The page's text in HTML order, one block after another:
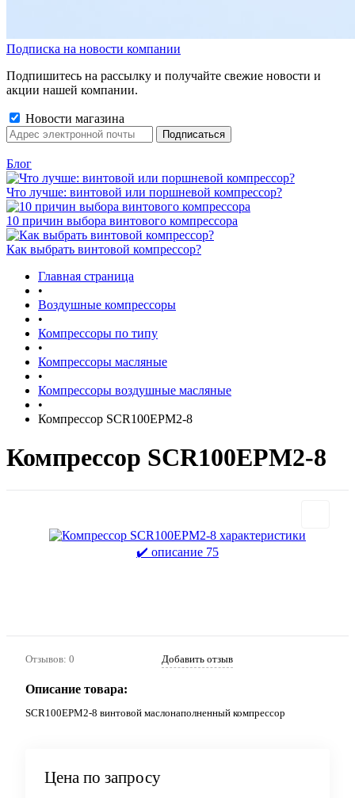
Подписка на новости компании
Подпишитесь на рассылку и получайте свежие новости и
акции нашей компании.
Новости магазина
Блог
Что лучше: винтовой или поршневой компрессор?
10 причин выбора винтового компрессора
Как выбрать винтовой компрессор?
Главная страница
•
Воздушные компрессоры
•
Компрессоры по типу
•
Компрессоры масляные
•
Компрессоры воздушные масляные
•
Компрессор SCR100EPM2-8
Компрессор SCR100EPM2-8
Отзывов: 0 Добавить отзыв
Описание товара:
SCR100EPM2-8 винтовой маслонаполненный компрессор
Цена по запросу